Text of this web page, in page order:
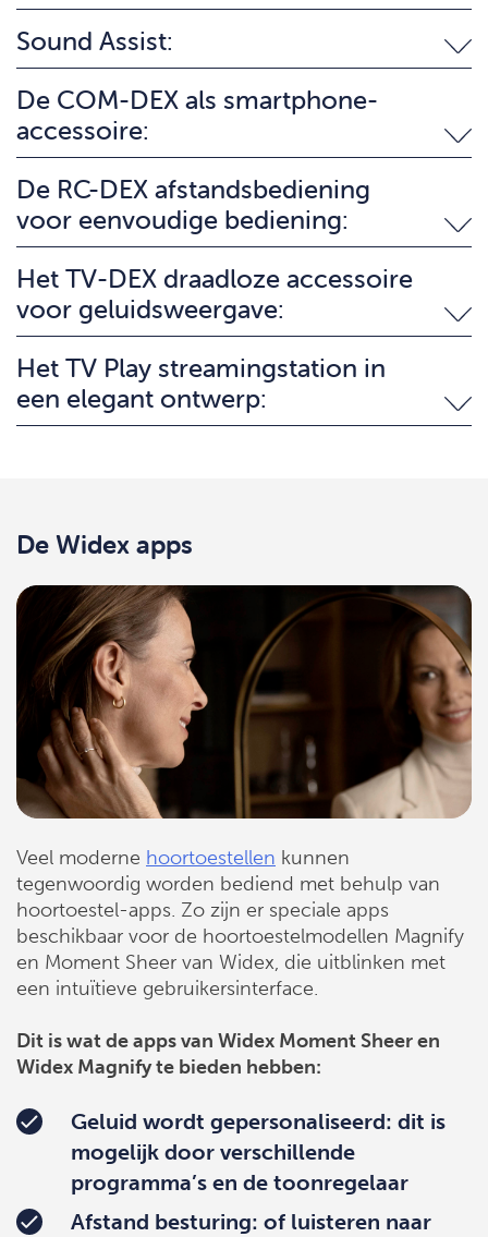
Sound Assist:
De COM-DEX als smartphone-
accessoire:
De RC-DEX afstandsbediening
voor eenvoudige bediening:
Het TV-DEX draadloze accessoire
voor geluidsweergave:
Het TV Play streamingstation in
een elegant ontwerp:
De Widex apps
Veel moderne hoortoestellen kunnen
tegenwoordig worden bediend met behulp van
hoortoestel-apps. Zo zijn er speciale apps
beschikbaar voor de hoortoestelmodellen Magnify
en Moment Sheer van Widex, die uitblinken met
een intuïtieve gebruikersinterface.
Dit is wat de apps van Widex Moment Sheer en
Widex Magnify te bieden hebben:
Geluid wordt gepersonaliseerd: dit is
mogelijk door verschillende
programma’s en de toonregelaar
Afstand besturing: of luisteren naar